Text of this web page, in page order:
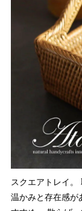
スクエアトレイ。
温かみと存在感が